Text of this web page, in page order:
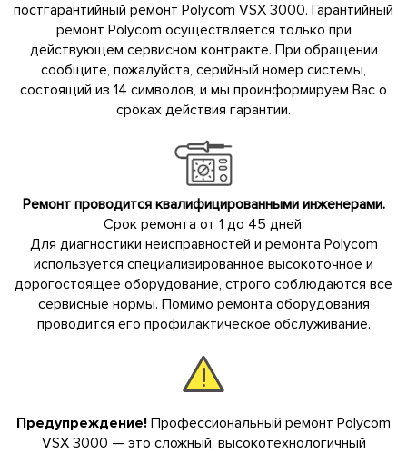
постгарантийный ремонт Polycom VSX 3000. Гарантийный
ремонт Polycom осуществляется только при
действующем сервисном контракте. При обращении
сообщите, пожалуйста, серийный номер системы,
состоящий из 14 символов, и мы проинформируем Вас о
сроках действия гарантии.
Ремонт проводится квалифицированными инженерами.
Срок ремонта от 1 до 45 дней.
Для диагностики неисправностей и ремонта Polycom
используется специализированное высокоточное и
дорогостоящее оборудование, строго соблюдаются все
сервисные нормы. Помимо ремонта оборудования
проводится его профилактическое обслуживание.
Предупреждение! Профессиональный ремонт Polycom
VSX 3000 — это сложный, высокотехнологичный